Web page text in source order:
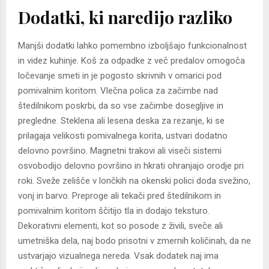
Dodatki, ki naredijo razliko
Manjši dodatki lahko pomembno izboljšajo funkcionalnost
in videz kuhinje. Koš za odpadke z več predalov omogoča
ločevanje smeti in je pogosto skrivnih v omarici pod
pomivalnim koritom. Vlečna polica za začimbe nad
štedilnikom poskrbi, da so vse začimbe dosegljive in
pregledne. Steklena ali lesena deska za rezanje, ki se
prilagaja velikosti pomivalnega korita, ustvari dodatno
delovno površino. Magnetni trakovi ali viseči sistemi
osvobodijo delovno površino in hkrati ohranjajo orodje pri
roki. Sveže zelišče v lončkih na okenski polici doda svežino,
vonj in barvo. Preproge ali tekači pred štedilnikom in
pomivalnim koritom ščitijo tla in dodajo teksturo.
Dekorativni elementi, kot so posode z živili, sveče ali
umetniška dela, naj bodo prisotni v zmernih količinah, da ne
ustvarjajo vizualnega nereda. Vsak dodatek naj ima